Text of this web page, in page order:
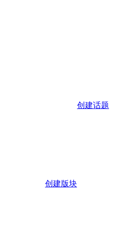
创建话题
创建版块